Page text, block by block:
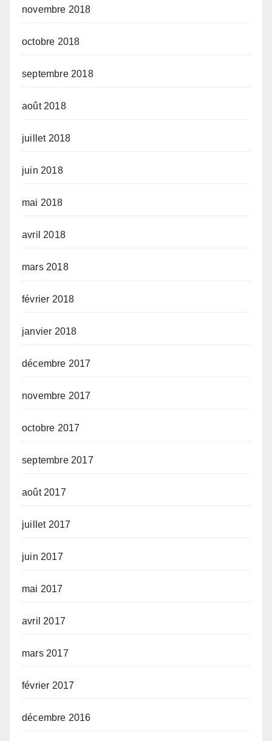
novembre 2018
octobre 2018
septembre 2018
août 2018
juillet 2018
juin 2018
mai 2018
avril 2018
mars 2018
février 2018
janvier 2018
décembre 2017
novembre 2017
octobre 2017
septembre 2017
août 2017
juillet 2017
juin 2017
mai 2017
avril 2017
mars 2017
février 2017
décembre 2016